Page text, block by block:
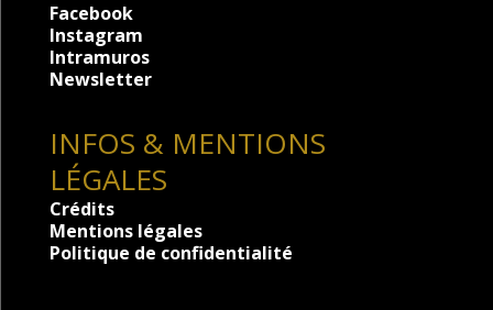
Facebook
Instagram
Intramuros
Newsletter
INFOS & MENTIONS
LÉGALES
Crédits
Mentions légales
Politique de confidentialité